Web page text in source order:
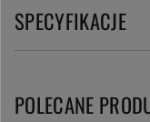
SPECYFIKACJE
POLECANE